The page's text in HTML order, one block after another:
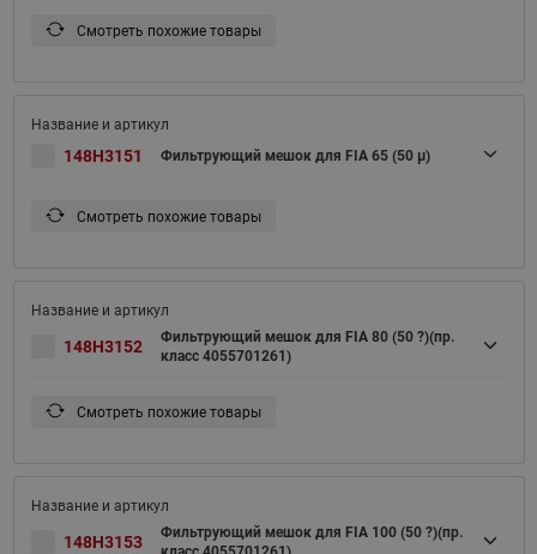
Смотреть похожие товары
148H3151 Фильтрующий мешок для FIA 65 (50 μ)
Смотреть похожие товары
148H3152
Фильтрующий мешок для FIA 80 (50 ?)(пр.
класс 4055701261)
Смотреть похожие товары
148H3153
Фильтрующий мешок для FIA 100 (50 ?)(пр.